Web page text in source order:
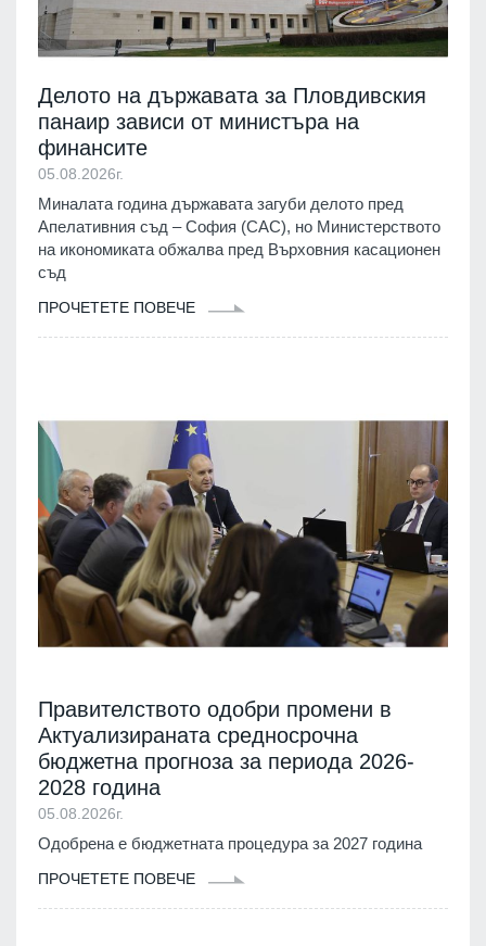
Делото на държавата за Пловдивския
панаир зависи от министъра на
финансите
05.08.2026г.
Миналата година държавата загуби делото пред
Апелативния съд – София (САС), но Министерството
на икономиката обжалва пред Върховния касационен
съд
ПРОЧЕТЕТЕ ПОВЕЧЕ
Правителството одобри промени в
Актуализираната средносрочна
бюджетна прогноза за периода 2026-
2028 година
05.08.2026г.
Одобрена е бюджетната процедура за 2027 година
ПРОЧЕТЕТЕ ПОВЕЧЕ